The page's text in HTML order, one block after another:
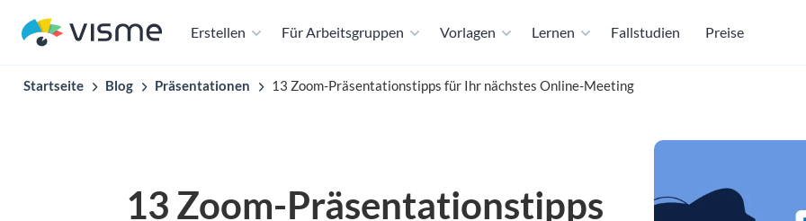
Erstellen Für Arbeitsgruppen Vorlagen Lernen Fallstudien Preise
Startseite Blog Präsentationen 13 Zoom-Präsentationstipps für Ihr nächstes Online-Meeting
13 Zoom-Präsentationstipps